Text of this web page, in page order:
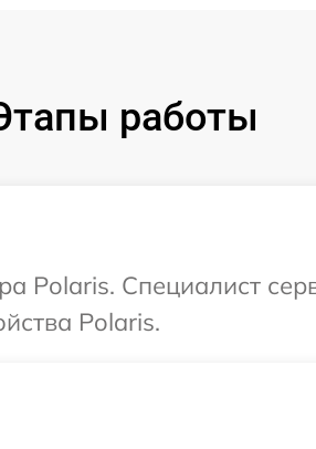
работы
Polaris. Специалист
Polaris.